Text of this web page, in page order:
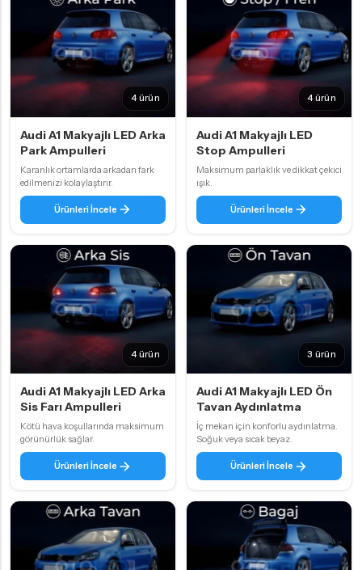
4 ürün
Audi A1 Makyajlı LED Arka
Park Ampulleri
Karanlık ortamlarda arkadan fark
edilmenizi kolaylaştırır.
Ürünleri İncele
4 ürün
Audi A1 Makyajlı LED
Stop Ampulleri
Maksimum parlaklık ve dikkat çekici
ışık.
Ürünleri İncele
4 ürün
Audi A1 Makyajlı LED Arka
Sis Farı Ampulleri
Kötü hava koşullarında maksimum
görünürlük sağlar.
Ürünleri İncele
3 ürün
Audi A1 Makyajlı LED Ön
Tavan Aydınlatma
İç mekan için konforlu aydınlatma.
Soğuk veya sıcak beyaz.
Ürünleri İncele